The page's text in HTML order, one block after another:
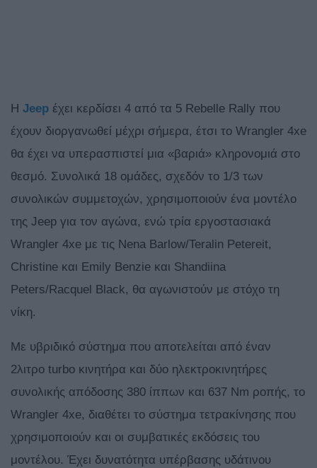
Η Jeep έχει κερδίσει 4 από τα 5 Rebelle Rally που
έχουν διοργανωθεί μέχρι σήμερα, έτσι το Wrangler 4xe
θα έχει να υπερασπιστεί μια «βαριά» κληρονομιά στο
θεσμό. Συνολικά 18 ομάδες, σχεδόν το 1/3 των
συνολικών συμμετοχών, χρησιμοποιούν ένα μοντέλο
της Jeep για τον αγώνα, ενώ τρία εργοστασιακά
Wrangler 4xe με τις Nena Barlow/Teralin Petereit,
Christine και Emily Benzie και Shandiina
Peters/Racquel Black, θα αγωνιστούν με στόχο τη
νίκη.
Με υβριδικό σύστημα που αποτελείται από έναν
2λιτρο turbo κινητήρα και δύο ηλεκτροκινητήρες
συνολικής απόδοσης 380 ίππων και 637 Nm ροπής, το
Wrangler 4xe, διαθέτει το σύστημα τετρακίνησης που
χρησιμοποιούν και οι συμβατικές εκδόσεις του
μοντέλου. Έχει δυνατότητα υπέρβασης υδάτινου